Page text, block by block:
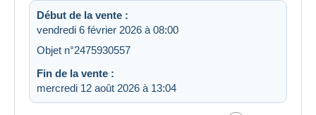
Début de la vente :
vendredi 6 février 2026 à 08:00
Objet n°2475930557
Fin de la vente :
mercredi 12 août 2026 à 13:04